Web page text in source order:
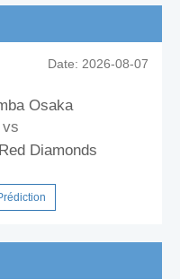
Date: 2026-08-07
Osaka
vs
Diamonds